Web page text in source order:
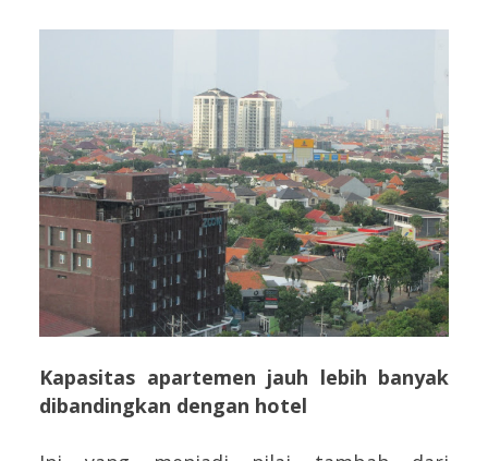
Kapasitas apartemen jauh lebih banyak
dibandingkan dengan hotel